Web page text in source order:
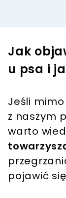
Jak
u psa i
Jeśli
z naszym
warto
pojawić